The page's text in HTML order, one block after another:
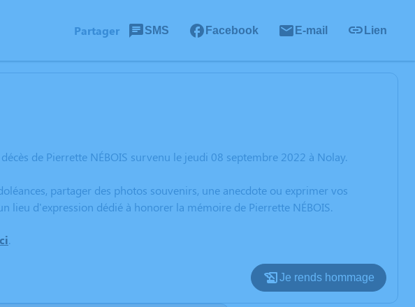
Partager SMS Facebook E-mail Lien
de Pierrette NÉBOIS survenu le jeudi 08 septembre 2022 à Nolay.
partager des photos souvenirs, une anecdote ou exprimer vos
lieu d'expression dédié à honorer la mémoire de Pierrette NÉBOIS.
.
Je rends hommage